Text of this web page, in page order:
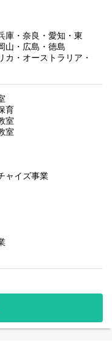
庫・奈良・愛知・東
山・広島・徳島
カ・オーストラリア・
育
室
室
ャイズ事業